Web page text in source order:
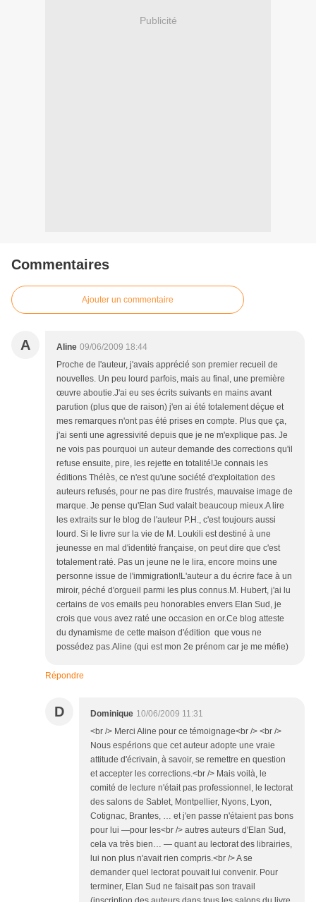
Publicité
Commentaires
Ajouter un commentaire
A Aline 09/06/2009 18:44
Proche de l'auteur, j'avais apprécié son premier recueil de
nouvelles. Un peu lourd parfois, mais au final, une première
œuvre aboutie.J'ai eu ses écrits suivants en mains avant
parution (plus que de raison) j'en ai été totalement déçue et
mes remarques n'ont pas été prises en compte. Plus que ça,
j'ai senti une agressivité depuis que je ne m'explique pas. Je
ne vois pas pourquoi un auteur demande des corrections qu'il
refuse ensuite, pire, les rejette en totalité!Je connais les
éditions Thélès, ce n'est qu'une société d'exploitation des
auteurs refusés, pour ne pas dire frustrés, mauvaise image de
marque. Je pense qu'Elan Sud valait beaucoup mieux.A lire
les extraits sur le blog de l'auteur P.H., c'est toujours aussi
lourd. Si le livre sur la vie de M. Loukili est destiné à une
jeunesse en mal d'identité française, on peut dire que c'est
totalement raté. Pas un jeune ne le lira, encore moins une
personne issue de l'immigration!L'auteur a du écrire face à un
miroir, péché d'orgueil parmi les plus connus.M. Hubert, j'ai lu
certains de vos emails peu honorables envers Elan Sud, je
crois que vous avez raté une occasion en or.Ce blog atteste
du dynamisme de cette maison d'édition que vous ne
possédez pas.Aline (qui est mon 2e prénom car je me méfie)
Répondre
D Dominique 10/06/2009 11:31
<br /> Merci Aline pour ce témoignage<br /> <br />
Nous espérions que cet auteur adopte une vraie
attitude d'écrivain, à savoir, se remettre en question
et accepter les corrections.<br /> Mais voilà, le
comité de lecture n'était pas professionnel, le lectorat
des salons de Sablet, Montpellier, Nyons, Lyon,
Cotignac, Brantes, … et j'en passe n'étaient pas bons
pour lui —pour les<br /> autres auteurs d'Elan Sud,
cela va très bien… — quant au lectorat des librairies,
lui non plus n'avait rien compris.<br /> A se
demander quel lectorat pouvait lui convenir. Pour
terminer, Elan Sud ne faisait pas son travail